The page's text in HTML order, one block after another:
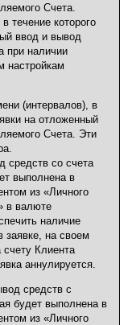
Счета.
течение которого
ввод и вывод
при наличии
настройкам
(интервалов), в
на отложенный
Счета. Эти
средств со счета
выполнена в
из «Личного
в валюте
наличие
заявке, на своем
Клиента
аннулируется.
средств с
будет выполнена в
из «Личного